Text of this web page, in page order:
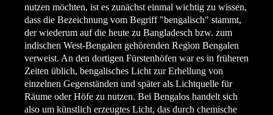
nutzen möchten, ist es zunächst einmal wichtig zu wissen,
dass die Bezeichnung vom Begriff "bengalisch" stammt,
der wiederum auf die heute zu Bangladesch bzw. zum
indischen West-Bengalen gehörenden Region Bengalen
verweist. An den dortigen Fürstenhöfen war es in früheren
Zeiten üblich, bengalisches Licht zur Erhellung von
einzelnen Gegenständen und später als Lichtquelle für
Räume oder Höfe zu nutzen. Bei Bengalos handelt sich
also um künstlich erzeugtes Licht, das durch chemische